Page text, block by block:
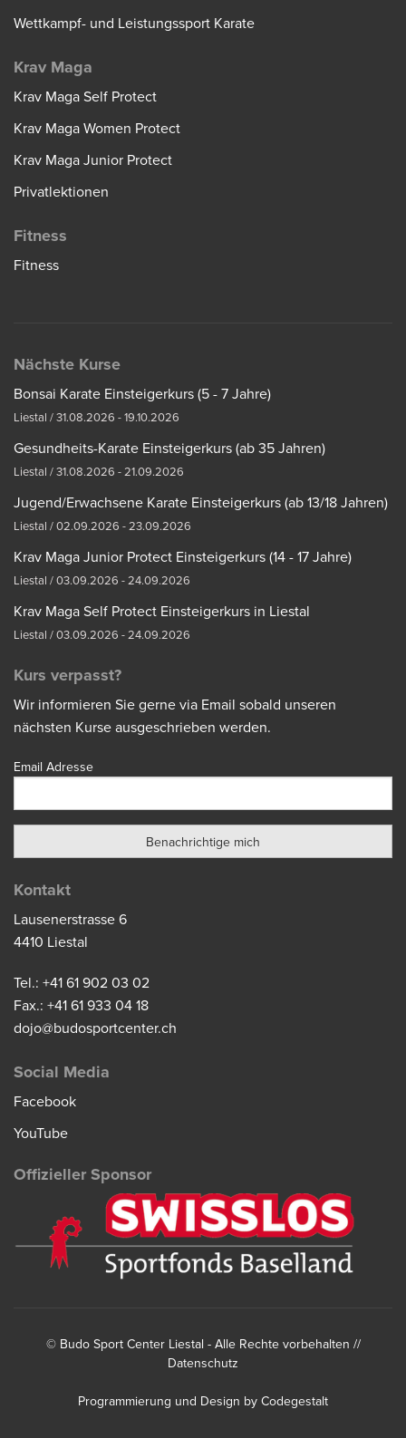
Wettkampf- und Leistungssport Karate
Krav Maga
Krav Maga Self Protect
Krav Maga Women Protect
Krav Maga Junior Protect
Privatlektionen
Fitness
Fitness
Nächste Kurse
Bonsai Karate Einsteigerkurs (5 - 7 Jahre)
Liestal / 31.08.2026 - 19.10.2026
Gesundheits-Karate Einsteigerkurs (ab 35 Jahren)
Liestal / 31.08.2026 - 21.09.2026
Jugend/Erwachsene Karate Einsteigerkurs (ab 13/18 Jahren)
Liestal / 02.09.2026 - 23.09.2026
Krav Maga Junior Protect Einsteigerkurs (14 - 17 Jahre)
Liestal / 03.09.2026 - 24.09.2026
Krav Maga Self Protect Einsteigerkurs in Liestal
Liestal / 03.09.2026 - 24.09.2026
Kurs verpasst?
Wir informieren Sie gerne via Email sobald unseren
nächsten Kurse ausgeschrieben werden.
Email Adresse
Kontakt
Lausenerstrasse 6
4410 Liestal
Tel.: +41 61 902 03 02
Fax.: +41 61 933 04 18
dojo@budosportcenter.ch
Social Media
Facebook
YouTube
Offizieller Sponsor
© Budo Sport Center Liestal - Alle Rechte vorbehalten //
Datenschutz
Programmierung und Design by Codegestalt